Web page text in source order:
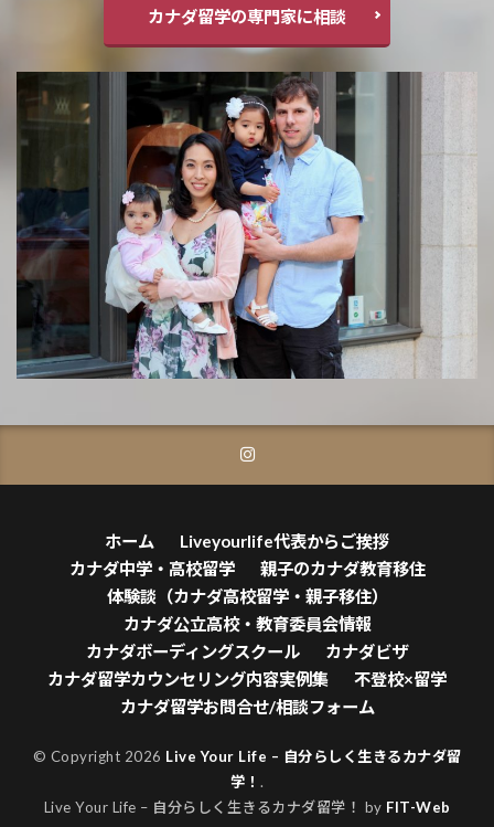
カナダ留学の専門家に相談
ホーム
Liveyourlife代表からご挨拶
カナダ中学・高校留学
親子のカナダ教育移住
体験談（カナダ高校留学・親子移住）
カナダ公立高校・教育委員会情報
カナダボーディングスクール
カナダビザ
カナダ留学カウンセリング内容実例集
不登校×留学
カナダ留学お問合せ/相談フォーム
© Copyright 2026 Live Your Life – 自分らしく生きるカナダ留
学！ .
Live Your Life – 自分らしく生きるカナダ留学！ by FIT-Web